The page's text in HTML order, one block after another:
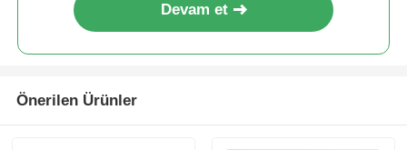
Devam et
Önerilen Ürünler